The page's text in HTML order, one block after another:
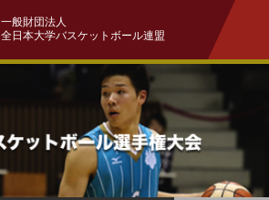
一般財団法人
全日本大学バスケットボール連盟